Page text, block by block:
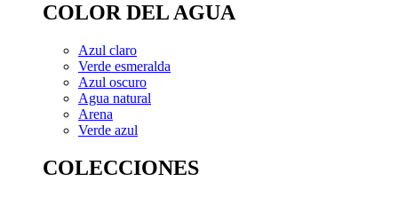
COLOR DEL AGUA
Azul claro
Verde esmeralda
Azul oscuro
Agua natural
Arena
Verde azul
COLECCIONES